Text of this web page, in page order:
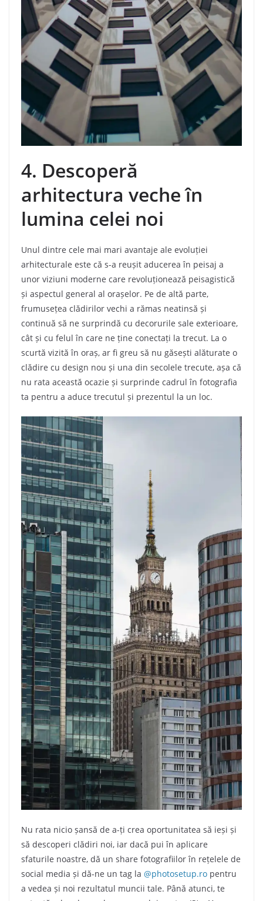
4. Descoperă
arhitectura veche în
lumina celei noi
Unul dintre cele mai mari avantaje ale evoluției
arhitecturale este că s-a reușit aducerea în peisaj a
unor viziuni moderne care revoluționează peisagistică
și aspectul general al orașelor. Pe de altă parte,
frumusețea clădirilor vechi a rămas neatinsă și
continuă să ne surprindă cu decorurile sale exterioare,
cât și cu felul în care ne ține conectați la trecut. La o
scurtă vizită în oraș, ar fi greu să nu găsești alăturate o
clădire cu design nou și una din secolele trecute, așa că
nu rata această ocazie și surprinde cadrul în fotografia
ta pentru a aduce trecutul și prezentul la un loc.
Nu rata nicio șansă de a-ți crea oportunitatea să ieși și
să descoperi clădiri noi, iar dacă pui în aplicare
sfaturile noastre, dă un share fotografiilor în rețelele de
social media și dă-ne un tag la @photosetup.ro pentru
a vedea și noi rezultatul muncii tale. Până atunci, te